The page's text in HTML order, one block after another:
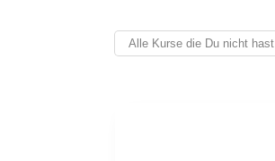
Alle Kurse die Du nicht hast